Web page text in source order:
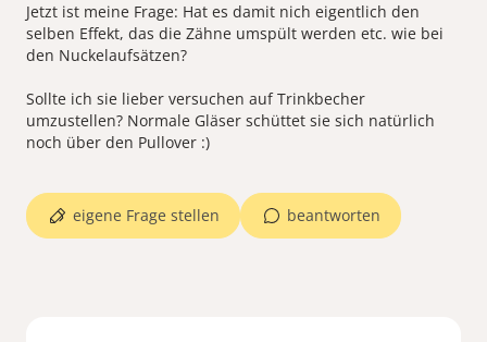
Jetzt ist meine Frage: Hat es damit nich eigentlich den
selben Effekt, das die Zähne umspült werden etc. wie bei
den Nuckelaufsätzen?
Sollte ich sie lieber versuchen auf Trinkbecher
umzustellen? Normale Gläser schüttet sie sich natürlich
noch über den Pullover :)
beantworten
eigene Frage stellen